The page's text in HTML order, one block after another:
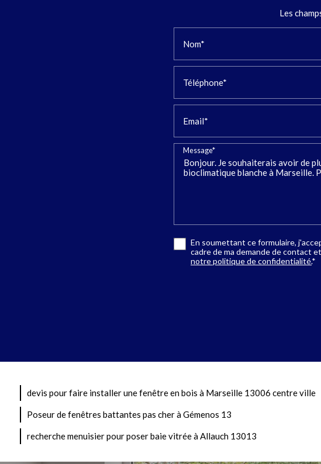
Les
Nom*
Téléphone*
Email*
Message*
En soumettant ce formulaire,
cadre de ma demande de contact
notre politique de confidentialité.*
devis pour faire installer une fenêtre en bois à Marseille 13006 centre ville
Poseur de fenêtres battantes pas cher à Gémenos 13
recherche menuisier pour poser baie vitrée à Allauch 13013